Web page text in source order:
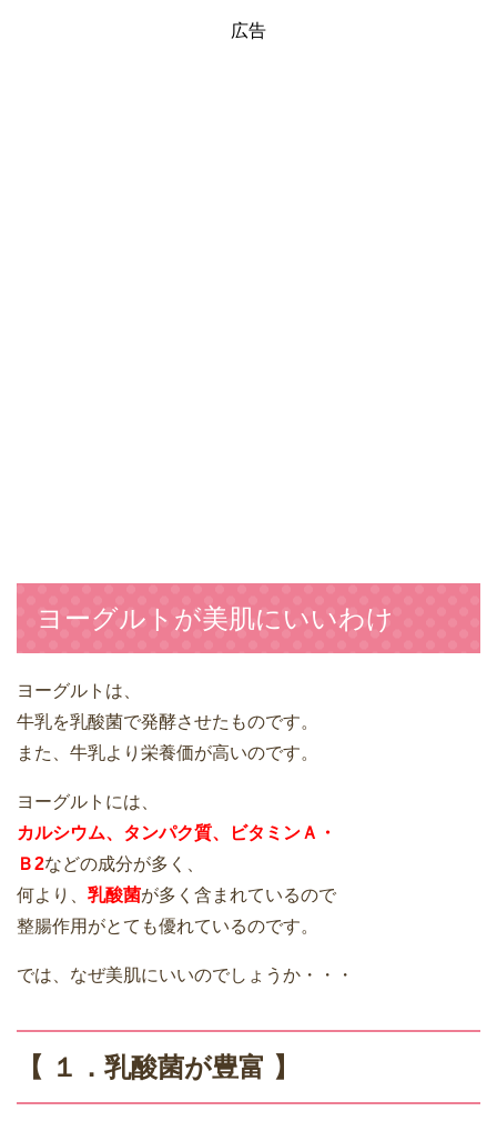
広告
ヨーグルトが美肌にいいわけ
ヨーグルトは、
牛乳を乳酸菌で発酵させたものです。
また、牛乳より栄養価が高いのです。
ヨーグルトには、
カルシウム、タンパク質、ビタミンＡ・
Ｂ2などの成分が多く、
何より、 乳酸菌が多く含まれているので
整腸作用がとても優れているのです。
では、なぜ美肌にいいのでしょうか・・・
【 １．乳酸菌が豊富 】